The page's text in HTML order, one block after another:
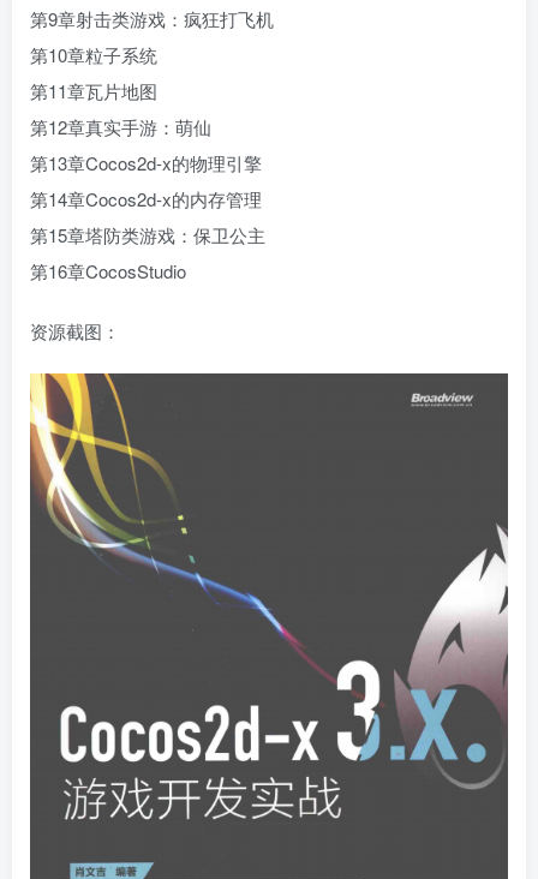
第9章射击类游戏：疯狂打飞机
第10章粒子系统
第11章瓦片地图
第12章真实手游：萌仙
第13章Cocos2d-x的物理引擎
第14章Cocos2d-x的内存管理
第15章塔防类游戏：保卫公主
第16章CocosStudio
资源截图：